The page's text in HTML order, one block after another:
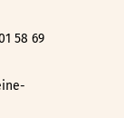
58 69